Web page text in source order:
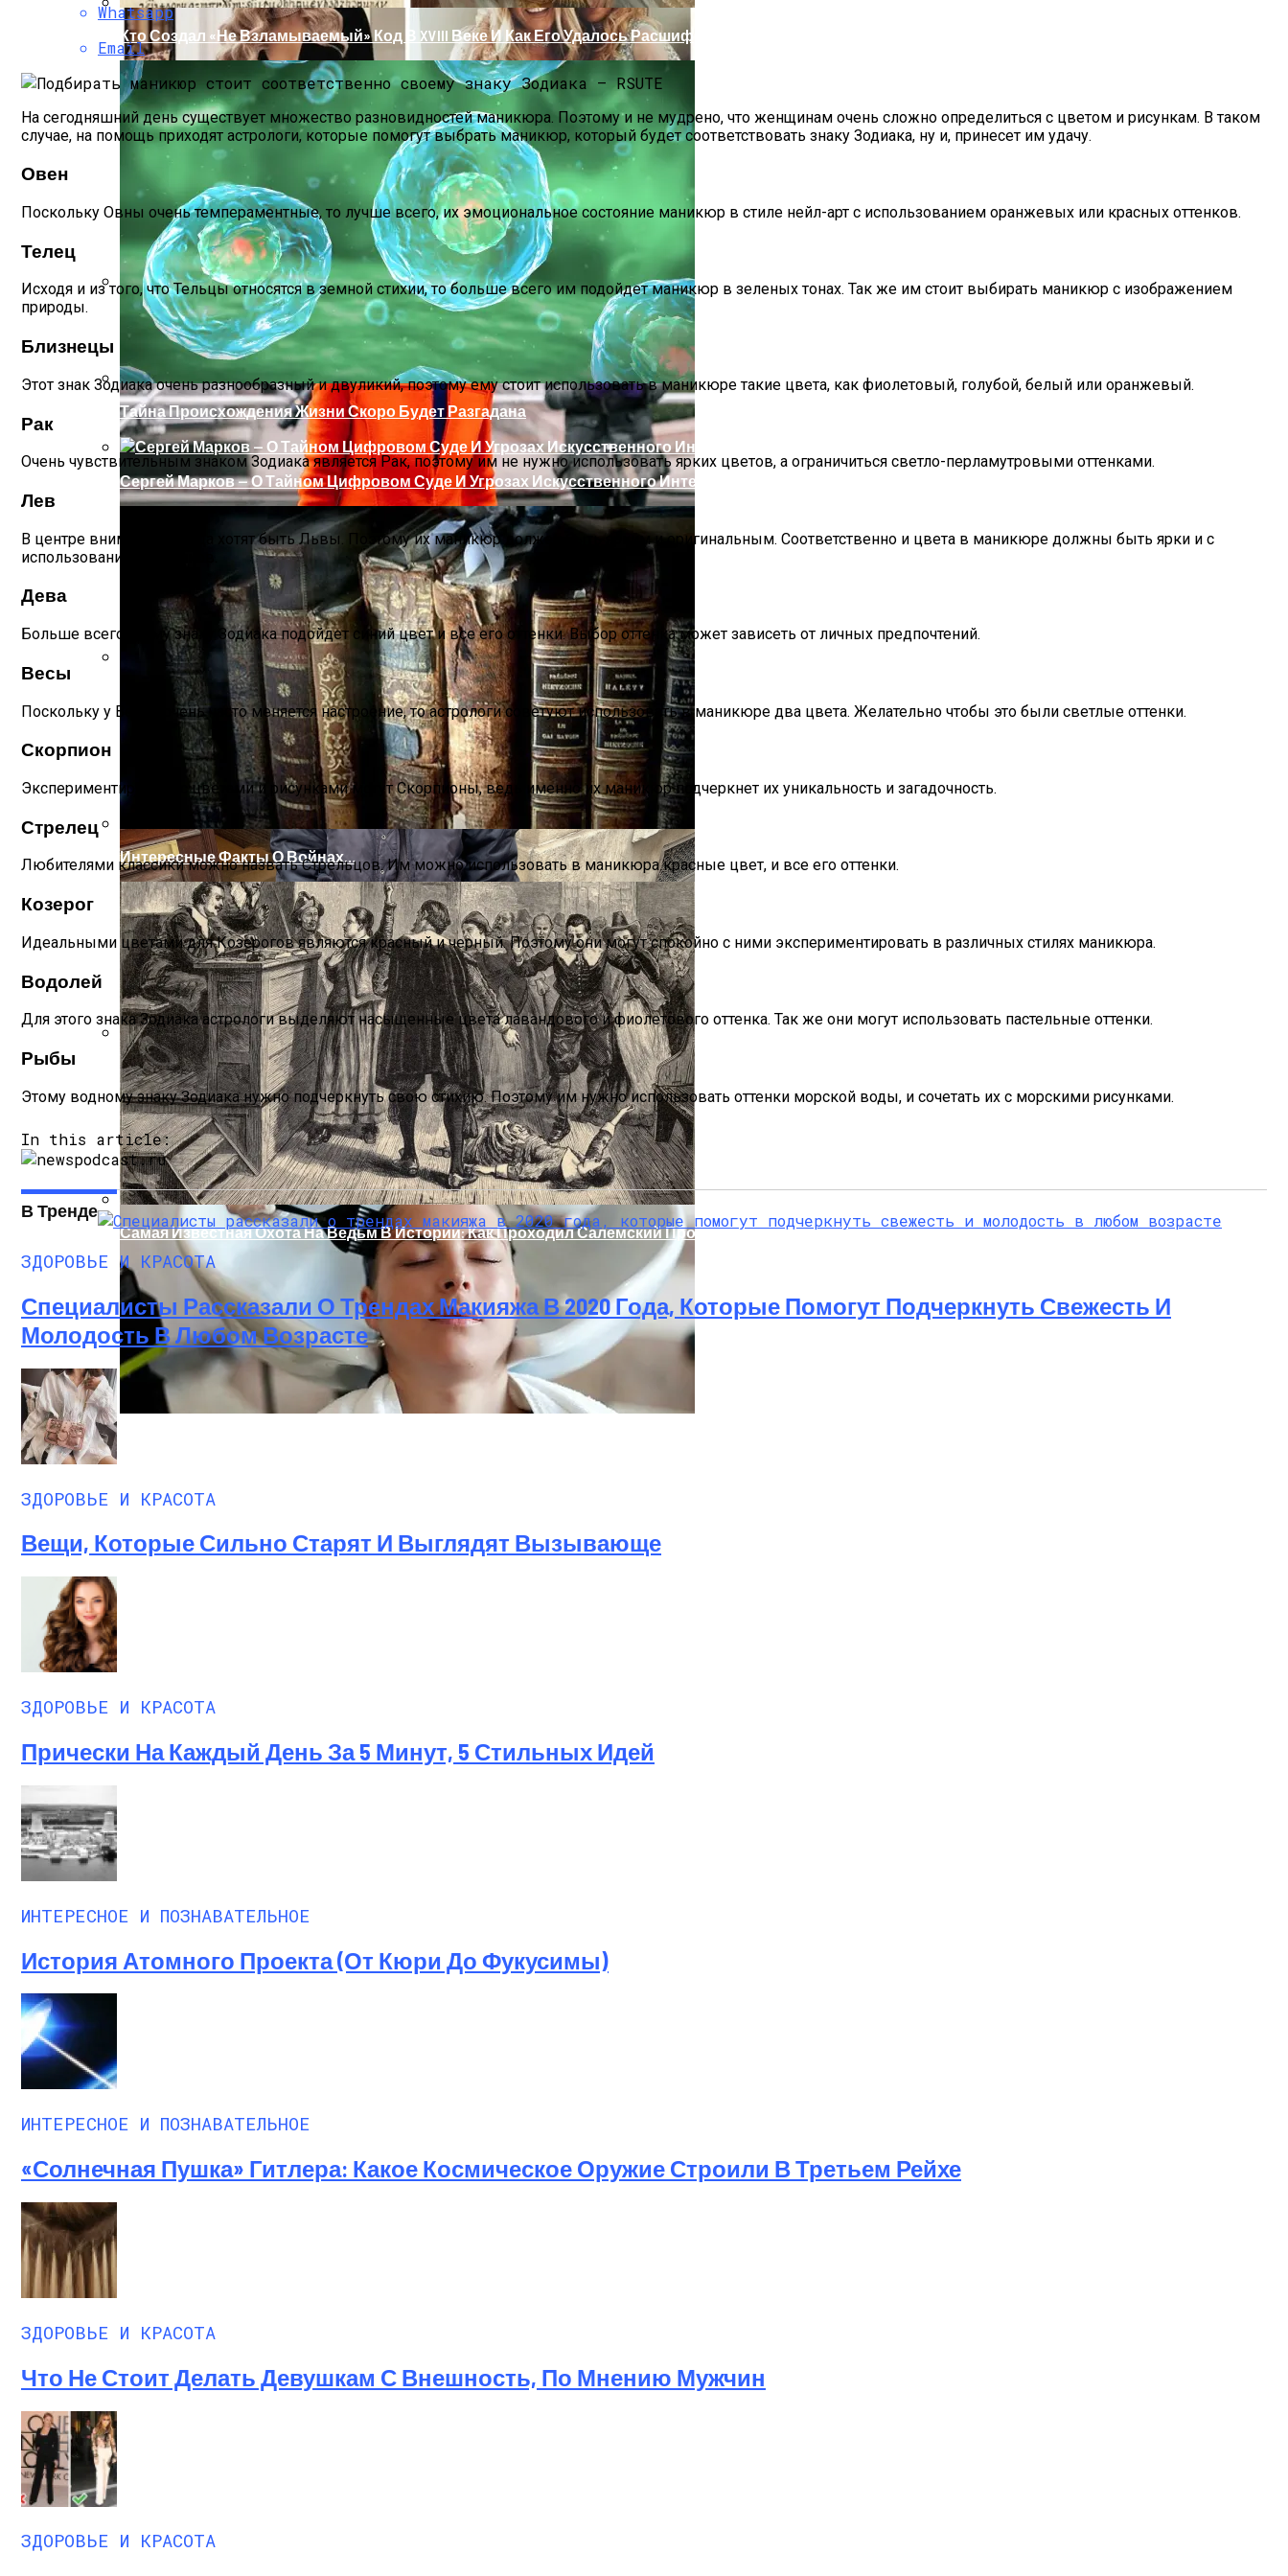
Раскрась Свой Год: Какой Цвет Принесет Тебе Успех В 2026 Году По Знаку Зодиака
Ваша Любовь К Оранжевому: Глоток Энергии Или Сигнал Уставшей Души
Женская Зимняя Обувь: 5 Стильных Моделей, За Которыми Выстраиваются В Очереди
Кто Создал «не Взламываемый» Код В XVIII Веке И Как Его Удалось Расшифровать
Тайна Происхождения Жизни Скоро Будет Разгадана
Сергей Марков — О Тайном Цифровом Суде И Угрозах Искусственного Интеллекта
Интересные Факты О Войнах…
Самая Известная Охота На Ведьм В Истории: Как Проходил Салемский Процесс
Whatsapp
Email
На сегодняшний день существует множество разновидностей маникюра. Поэтому и не мудрено, что женщинам очень сложно определиться с цветом и рисункам. В таком
случае, на помощь приходят астрологи, которые помогут выбрать маникюр, который будет соответствовать знаку Зодиака, ну и, принесет им удачу.
Овен
Поскольку Овны очень темпераментные, то лучше всего, их эмоциональное состояние маникюр в стиле нейл-арт с использованием оранжевых или красных оттенков.
Телец
Исходя и из того, что Тельцы относятся в земной стихии, то больше всего им подойдет маникюр в зеленых тонах. Так же им стоит выбирать маникюр с изображением
природы.
Близнецы
Этот знак Зодиака очень разнообразный и двуликий, поэтому ему стоит использовать в маникюре такие цвета, как фиолетовый, голубой, белый или оранжевый.
Рак
Очень чувствительным знаком Зодиака является Рак, поэтому им не нужно использовать ярких цветов, а ограничиться светло-перламутровыми оттенками.
Лев
В центре внимания всегда хотят быть Львы. Поэтому их маникюр должен быть ярким и оригинальным. Соответственно и цвета в маникюре должны быть ярки и с
использованием рисунков.
Дева
Больше всего этому знаку Зодиака подойдет синий цвет и все его оттенки. Выбор оттенка может зависеть от личных предпочтений.
Весы
Поскольку у Весов очень часто меняется настроение, то астрологи советуют использовать в маникюре два цвета. Желательно чтобы это были светлые оттенки.
Скорпион
Экспериментировать с цветами и рисунками могут Скорпионы, ведь именно их маникюр подчеркнет их уникальность и загадочность.
Стрелец
Любителями классики можно назвать Стрельцов. Им можно использовать в маникюра красные цвет, и все его оттенки.
Козерог
Идеальными цветами для Козерогов являются красный и черный. Поэтому они могут спокойно с ними экспериментировать в различных стилях маникюра.
Водолей
Для этого знака Зодиака астрологи выделяют насыщенные цвета лавандового и фиолетового оттенка. Так же они могут использовать пастельные оттенки.
Рыбы
Этому водному знаку Зодиака нужно подчеркнуть свою стихию. Поэтому им нужно использовать оттенки морской воды, и сочетать их с морскими рисунками.
In this article:
В Тренде
ЗДОРОВЬЕ И КРАСОТА
Специалисты Рассказали О Трендах Макияжа В 2020 Года, Которые Помогут Подчеркнуть Свежесть И
Молодость В Любом Возрасте
ЗДОРОВЬЕ И КРАСОТА
Вещи, Которые Сильно Старят И Выглядят Вызывающе
ЗДОРОВЬЕ И КРАСОТА
Прически На Каждый День За 5 Минут, 5 Стильных Идей
ИНТЕРЕСНОЕ И ПОЗНАВАТЕЛЬНОЕ
История Атомного Проекта (от Кюри До Фукусимы)
ИНТЕРЕСНОЕ И ПОЗНАВАТЕЛЬНОЕ
«Солнечная Пушка» Гитлера: Какое Космическое Оружие Строили В Третьем Рейхе
ЗДОРОВЬЕ И КРАСОТА
Что Не Стоит Делать Девушкам С Внешность, По Мнению Мужчин
ЗДОРОВЬЕ И КРАСОТА